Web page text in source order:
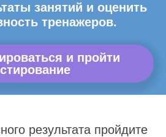
занятий и оценить
тренажеров.
и пройти
результата пройдите